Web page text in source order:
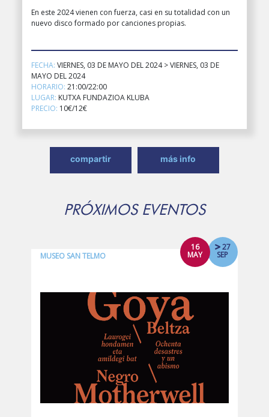
En este 2024 vienen con fuerza, casi en su totalidad con un
nuevo disco formado por canciones propias.
FECHA:VIERNES, 03 DE MAYO DEL 2024 > VIERNES, 03 DE
MAYO DEL 2024
HORARIO:21:00/22:00
LUGAR: KUTXA FUNDAZIOA KLUBA
PRECIO: 10€/12€
compartir más info
PRÓXIMOS EVENTOS
16
MAY
27
SEP
MUSEO SAN TELMO